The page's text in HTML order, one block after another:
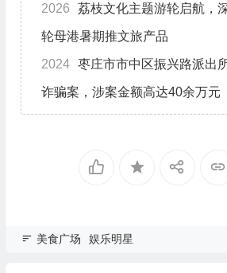
2026 荔枝文化主题游轮启航，
轮母港暑期推文旅产品
2024 枣庄市市中区振兴路派出
诈骗案，涉案金额高达40余万元
美食广场 娱乐明星